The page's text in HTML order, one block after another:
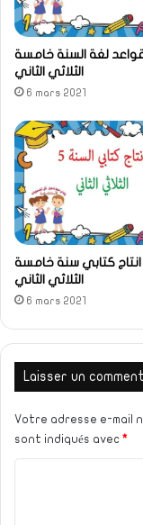
قواعد لغة السنة خامسة
الثلاثي الثاني
6 mars 2021
انتاج كتابي سنة خامسة
الثلاثي الثاني
6 mars 2021
Laisser un
Votre adresse e-mail
sont indiqués avec *